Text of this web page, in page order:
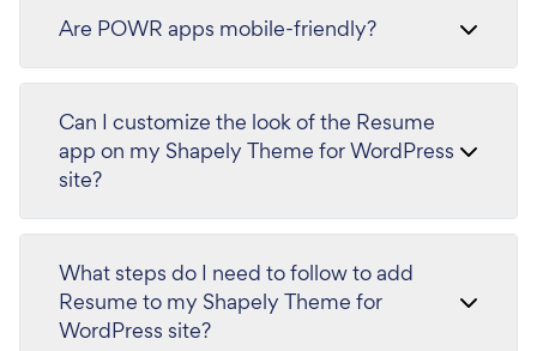
Are POWR apps mobile-friendly?
Can I customize the look of the Resume
app on my Shapely Theme for WordPress
site?
What steps do I need to follow to add
Resume to my Shapely Theme for
WordPress site?